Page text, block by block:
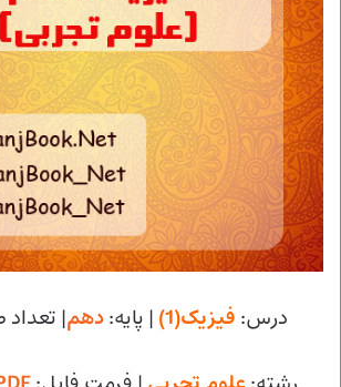
درس: فیزیک(1) | پایه:دهم|